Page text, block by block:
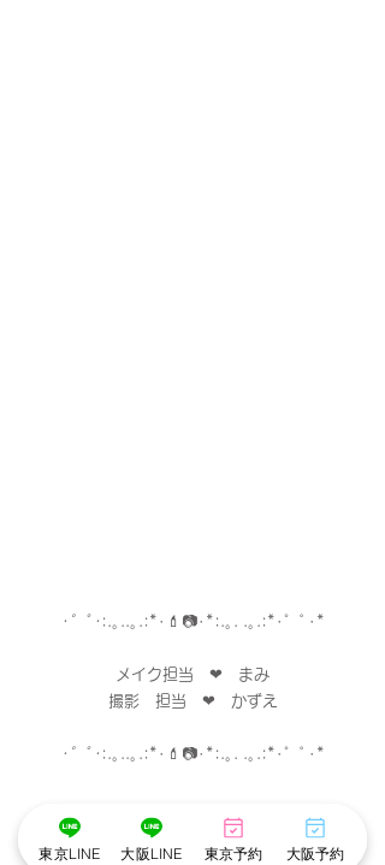
･゜ﾟ･ :.｡..｡.:*･ 💄 📷･ *:.｡. .｡.:*･゜ﾟ･*
メイク担当　❤︎　まみ
撮影　担当　❤︎　かずえ
･゜ﾟ･ :.｡..｡.:*･ 💄 📷･ *:.｡. .｡.:*･゜ﾟ･*
東京LINE 大阪LINE 東京予約 大阪予約